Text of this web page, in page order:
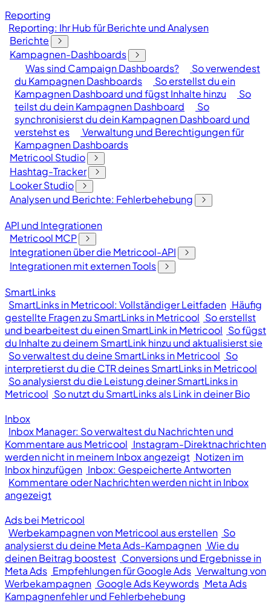
Reporting
Reporting: Ihr Hub für Berichte und Analysen
Berichte
Kampagnen-Dashboards
Was sind Campaign Dashboards?
So verwendest
du Kampagnen Dashboards
So erstellst du ein
Kampagnen Dashboard und fügst Inhalte hinzu
So
teilst du dein Kampagnen Dashboard
So
synchronisierst du dein Kampagnen Dashboard und
verstehst es
Verwaltung und Berechtigungen für
Kampagnen Dashboards
Metricool Studio
Hashtag-Tracker
Looker Studio
Analysen und Berichte: Fehlerbehebung
API und Integrationen
Metricool MCP
Integrationen über die Metricool-API
Integrationen mit externen Tools
SmartLinks
SmartLinks in Metricool: Vollständiger Leitfaden Häufig
gestellte Fragen zu SmartLinks in Metricool So erstellst
und bearbeitest du einen SmartLink in Metricool So fügst
du Inhalte zu deinem SmartLink hinzu und aktualisierst sie
So verwaltest du deine SmartLinks in Metricool So
interpretierst du die CTR deines SmartLinks in Metricool
So analysierst du die Leistung deiner SmartLinks in
Metricool So nutzt du SmartLinks als Link in deiner Bio
Inbox
Inbox Manager: So verwaltest du Nachrichten und
Kommentare aus Metricool Instagram-Direktnachrichten
werden nicht in meinem Inbox angezeigt Notizen im
Inbox hinzufügen Inbox: Gespeicherte Antworten
Kommentare oder Nachrichten werden nicht in Inbox
angezeigt
Ads bei Metricool
Werbekampagnen von Metricool aus erstellen So
analysierst du deine Meta Ads-Kampagnen Wie du
deinen Beitrag boostest Conversions und Ergebnisse in
Meta Ads Empfehlungen für Google Ads Verwaltung von
Werbekampagnen Google Ads Keywords Meta Ads
Kampagnenfehler und Fehlerbehebung